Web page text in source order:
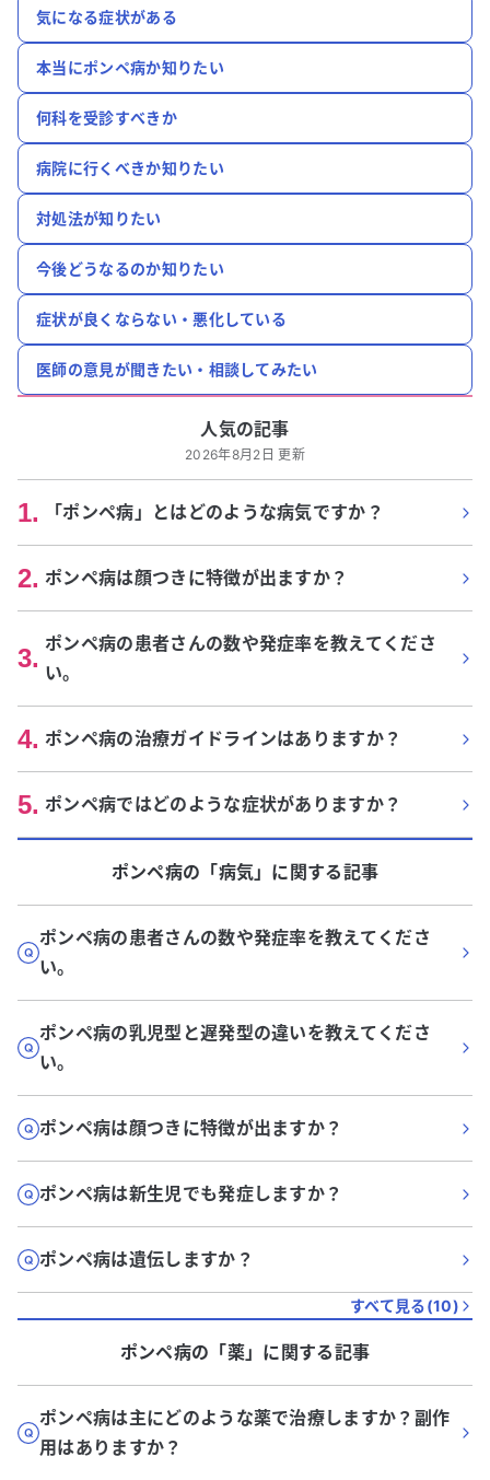
気になる症状がある
本当にポンペ病か知りたい
何科を受診すべきか
病院に行くべきか知りたい
対処法が知りたい
今後どうなるのか知りたい
症状が良くならない・悪化している
医師の意見が聞きたい・相談してみたい
人気の記事
2026年8月2日 更新
1. 「ポンペ病」とはどのような病気ですか？
2. ポンペ病は顔つきに特徴が出ますか？
3. ポンペ病の患者さんの数や発症率を教えてくださ
い。
4. ポンペ病の治療ガイドラインはありますか？
5. ポンペ病ではどのような症状がありますか？
ポンペ病の「病気」に関する記事
ポンペ病の患者さんの数や発症率を教えてくださ
い。
ポンペ病の乳児型と遅発型の違いを教えてくださ
い。
ポンペ病は顔つきに特徴が出ますか？
ポンペ病は新生児でも発症しますか？
ポンペ病は遺伝しますか？
すべて見る(10)
ポンペ病の「薬」に関する記事
ポンペ病は主にどのような薬で治療しますか？副作
用はありますか？